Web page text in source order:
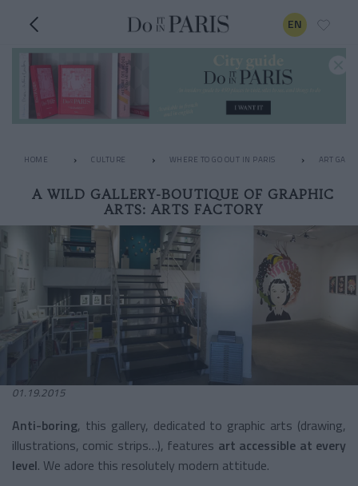
EN
HOME CULTURE WHERE TO GO OUT IN PARIS ART
A WILD GALLERY-BOUTIQUE OF GRAPHIC
ARTS: ARTS FACTORY
01.19.2015
Anti-boring, this gallery, dedicated to graphic arts (drawing,
illustrations, comic strips…), features art accessible at every
level. We adore this resolutely modern attitude.